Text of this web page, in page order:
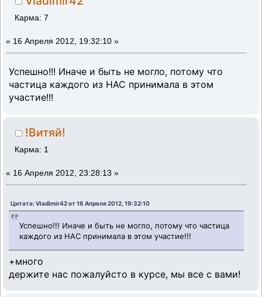
Карма: 7
« 16 Апреля 2012, 19:32:10 »
Успешно!!! Иначе и быть не могло, потому что
частица каждого из НАС принимала в этом
участие!!!
!Витяй!
Карма: 1
« 16 Апреля 2012, 23:28:13 »
Цитата: Vladimir42 от 16 Апреля 2012, 19:32:10
Успешно!!! Иначе и быть не могло, потому что частица
каждого из НАС принимала в этом участие!!!
+много
держите нас пожалуйсто в курсе, мы все с вами!